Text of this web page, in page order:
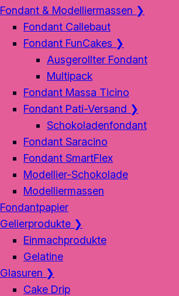
Fondant & Modelliermassen ❯
Fondant Callebaut
Fondant FunCakes ❯
Ausgerollter Fondant
Multipack
Fondant Massa Ticino
Fondant Pati-Versand ❯
Schokoladenfondant
Fondant Saracino
Fondant SmartFlex
Modellier-Schokolade
Modelliermassen
Fondantpapier
Gelierprodukte ❯
Einmachprodukte
Gelatine
Glasuren ❯
Cake Drip